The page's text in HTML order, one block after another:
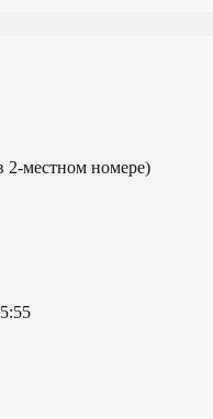
местном номере)